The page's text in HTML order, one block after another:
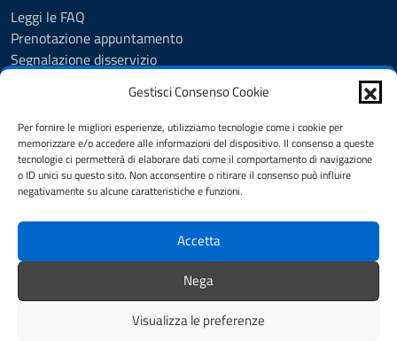
Gestisci Consenso Cookie
Per fornire le migliori esperienze, utilizziamo tecnologie come i cookie per
memorizzare e/o accedere alle informazioni del dispositivo. Il consenso a queste
tecnologie ci permetterà di elaborare dati come il comportamento di navigazione
o ID unici su questo sito. Non acconsentire o ritirare il consenso può influire
negativamente su alcune caratteristiche e funzioni.
Accetta
Nega
Visualizza le preferenze
Leggi le FAQ
Prenotazione appuntamento
Segnalazione disservizio
Cookie Policy
Informativa privacy
Dichiarazione di accessibilità
Note legali
SEGUICI SU